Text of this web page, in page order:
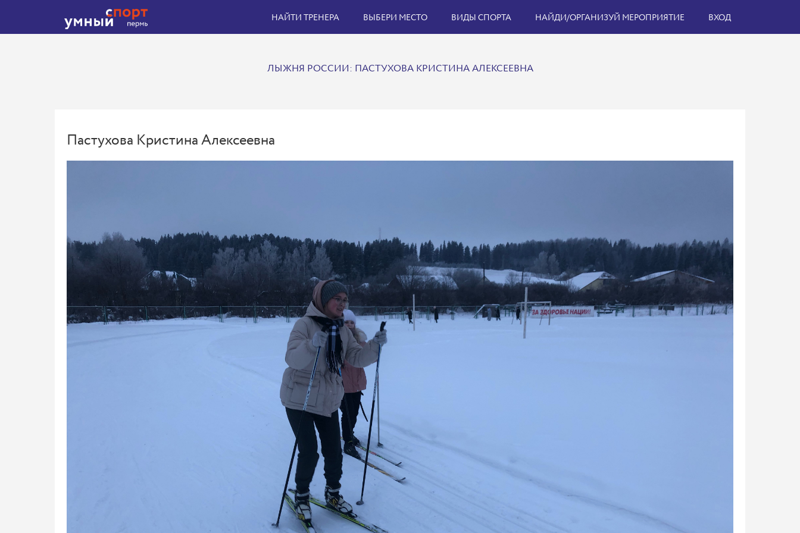
НАЙТИ ТРЕНЕРА ВЫБЕРИ МЕСТО ВИДЫ СПОРТА НАЙДИ/ОРГАНИЗУЙ МЕРОПРИЯТИЕ ВХОД
ЛЫЖНЯ РОССИИ: ПАСТУХОВА КРИСТИНА АЛЕКСЕЕВНА
Пастухова Кристина Алексеевна